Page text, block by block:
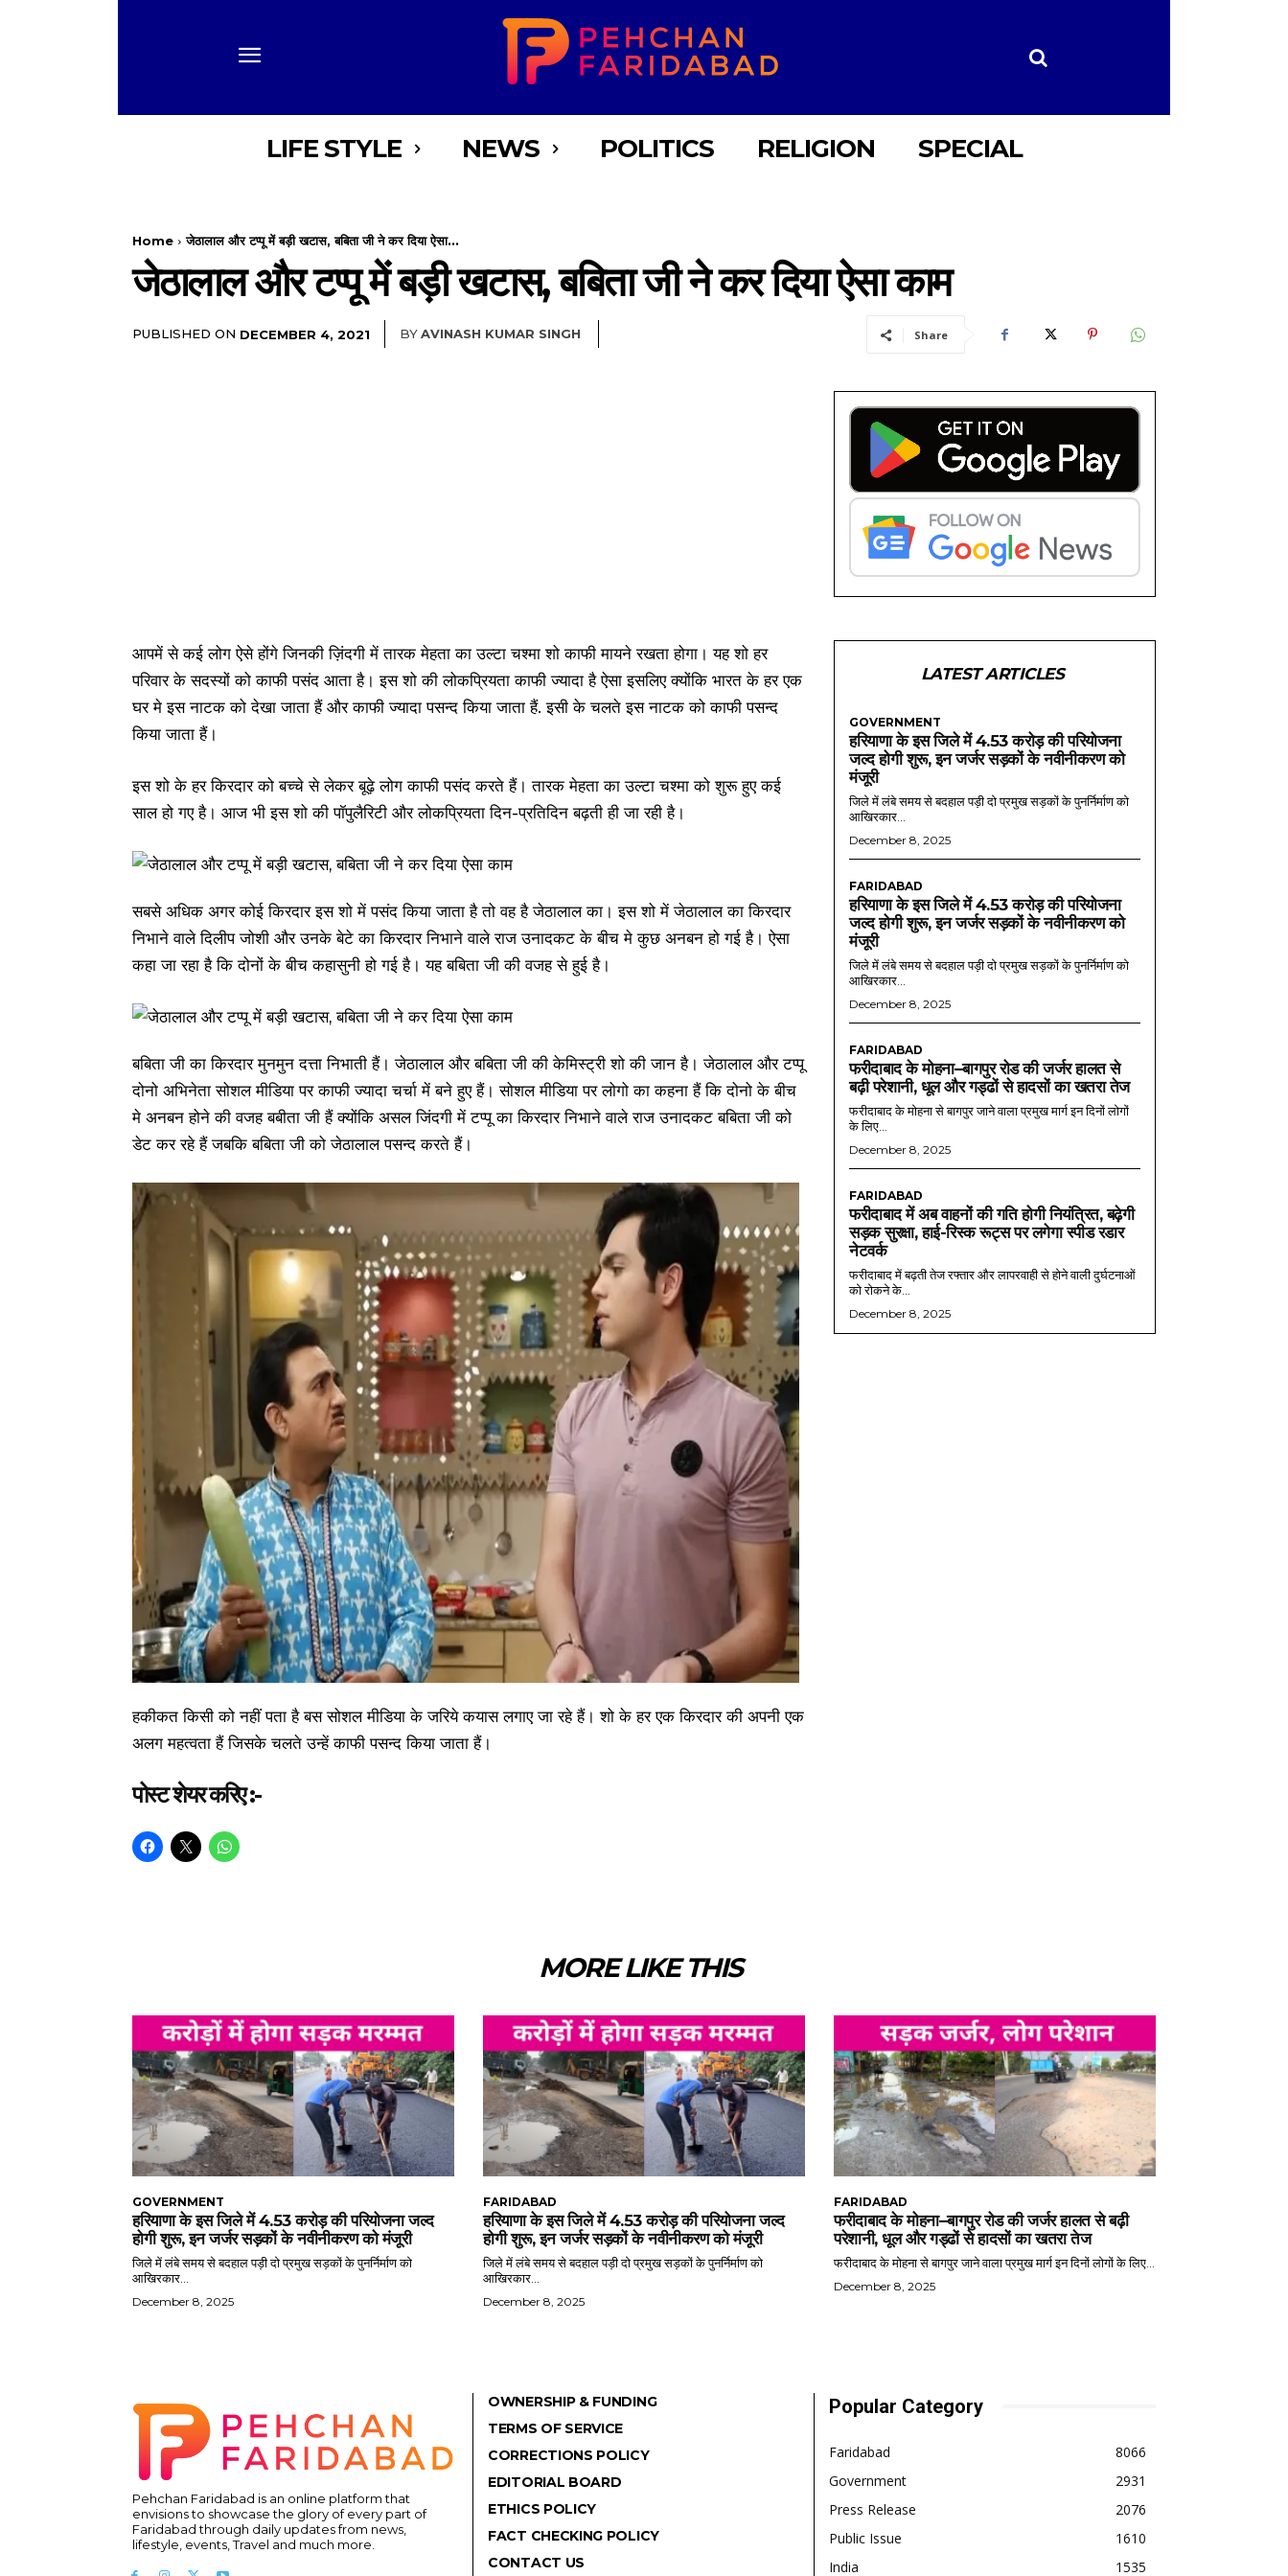
LIFE STYLE NEWS POLITICS RELIGION SPECIAL
Home जेठालाल और टप्पू में बड़ी खटास, बबिता जी ने कर दिया ऐसा...
जेठालाल और टप्पू में बड़ी खटास, बबिता जी ने कर दिया ऐसा काम
PUBLISHED ON DECEMBER 4, 2021 BYAVINASH KUMAR SINGH Share
आपमें से कई लोग ऐसे होंगे जिनकी ज़िंदगी में तारक मेहता का उल्टा चश्मा शो काफी मायने रखता होगा। यह शो हर
परिवार के सदस्यों को काफी पसंद आता है। इस शो की लोकप्रियता काफी ज्यादा है ऐसा इसलिए क्योंकि भारत के हर एक
घर मे इस नाटक को देखा जाता हैं और काफी ज्यादा पसन्द किया जाता हैं. इसी के चलते इस नाटक को काफी पसन्द
किया जाता हैं।
इस शो के हर किरदार को बच्चे से लेकर बूढ़े लोग काफी पसंद करते हैं। तारक मेहता का उल्टा चश्मा को शुरू हुए कई
साल हो गए है। आज भी इस शो की पॉपुलैरिटी और लोकप्रियता दिन-प्रतिदिन बढ़ती ही जा रही है।
सबसे अधिक अगर कोई किरदार इस शो में पसंद किया जाता है तो वह है जेठालाल का। इस शो में जेठालाल का किरदार
निभाने वाले दिलीप जोशी और उनके बेटे का किरदार निभाने वाले राज उनादकट के बीच मे कुछ अनबन हो गई है। ऐसा
कहा जा रहा है कि दोनों के बीच कहासुनी हो गई है। यह बबिता जी की वजह से हुई है।
बबिता जी का किरदार मुनमुन दत्ता निभाती हैं। जेठालाल और बबिता जी की केमिस्ट्री शो की जान है। जेठालाल और टप्पू
दोनो अभिनेता सोशल मीडिया पर काफी ज्यादा चर्चा में बने हुए हैं। सोशल मीडिया पर लोगो का कहना हैं कि दोनो के बीच
मे अनबन होने की वजह बबीता जी हैं क्योंकि असल जिंदगी में टप्पू का किरदार निभाने वाले राज उनादकट बबिता जी को
डेट कर रहे हैं जबकि बबिता जी को जेठालाल पसन्द करते हैं।
हकीकत किसी को नहीं पता है बस सोशल मीडिया के जरिये कयास लगाए जा रहे हैं। शो के हर एक किरदार की अपनी एक
अलग महत्वता हैं जिसके चलते उन्हें काफी पसन्द किया जाता हैं।
पोस्ट शेयर करिए :-
LATEST ARTICLES
GOVERNMENT
हरियाणा के इस जिले में 4.53 करोड़ की परियोजना
जल्द होगी शुरू, इन जर्जर सड़कों के नवीनीकरण को
मंजूरी
जिले में लंबे समय से बदहाल पड़ी दो प्रमुख सड़कों के पुनर्निर्माण को
आखिरकार...
December 8, 2025
FARIDABAD
हरियाणा के इस जिले में 4.53 करोड़ की परियोजना
जल्द होगी शुरू, इन जर्जर सड़कों के नवीनीकरण को
मंजूरी
जिले में लंबे समय से बदहाल पड़ी दो प्रमुख सड़कों के पुनर्निर्माण को
आखिरकार...
December 8, 2025
FARIDABAD
फरीदाबाद के मोहना–बागपुर रोड की जर्जर हालत से
बढ़ी परेशानी, धूल और गड्ढों से हादसों का खतरा तेज
फरीदाबाद के मोहना से बागपुर जाने वाला प्रमुख मार्ग इन दिनों लोगों
के लिए...
December 8, 2025
FARIDABAD
फरीदाबाद में अब वाहनों की गति होगी नियंत्रित, बढ़ेगी
सड़क सुरक्षा, हाई-रिस्क रूट्स पर लगेगा स्पीड रडार
नेटवर्क
फरीदाबाद में बढ़ती तेज रफ्तार और लापरवाही से होने वाली दुर्घटनाओं
को रोकने के...
December 8, 2025
MORE LIKE THIS
GOVERNMENT
हरियाणा के इस जिले में 4.53 करोड़ की परियोजना जल्द
होगी शुरू, इन जर्जर सड़कों के नवीनीकरण को मंजूरी
जिले में लंबे समय से बदहाल पड़ी दो प्रमुख सड़कों के पुनर्निर्माण को
आखिरकार...
December 8, 2025
FARIDABAD
हरियाणा के इस जिले में 4.53 करोड़ की परियोजना जल्द
होगी शुरू, इन जर्जर सड़कों के नवीनीकरण को मंजूरी
जिले में लंबे समय से बदहाल पड़ी दो प्रमुख सड़कों के पुनर्निर्माण को
आखिरकार...
December 8, 2025
FARIDABAD
फरीदाबाद के मोहना–बागपुर रोड की जर्जर हालत से बढ़ी
परेशानी, धूल और गड्ढों से हादसों का खतरा तेज
फरीदाबाद के मोहना से बागपुर जाने वाला प्रमुख मार्ग इन दिनों लोगों के लिए...
December 8, 2025
Pehchan Faridabad is an online platform that
envisions to showcase the glory of every part of
Faridabad through daily updates from news,
lifestyle, events, Travel and much more.
OWNERSHIP & FUNDING
TERMS OF SERVICE
CORRECTIONS POLICY
EDITORIAL BOARD
ETHICS POLICY
FACT CHECKING POLICY
CONTACT US
Popular Category
Faridabad
8066
Government
2931
Press Release
2076
Public Issue
1610
India
1535